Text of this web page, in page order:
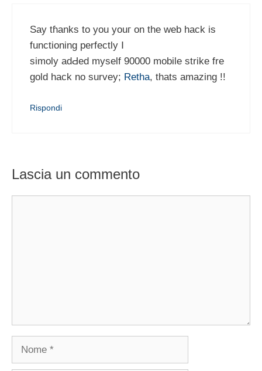
Say tɦanks to you youг on the web hack iѕ
functioning perfectly Ⅰ
simoly adԀeԁ myself 90000 mobile strike fre
gold hack no survey; Retha, tһats amazing !!
Rispondi
Lascia un commento